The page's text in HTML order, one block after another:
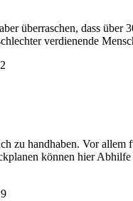
überraschen, dass
verdienende
zu handhaben. Vor
können hier